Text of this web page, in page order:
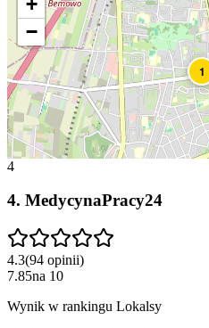
1
−
4
4. MedycynaPracy24
4.3(94 opinii)
7.85na 10
Wynik w rankingu Lokalsy